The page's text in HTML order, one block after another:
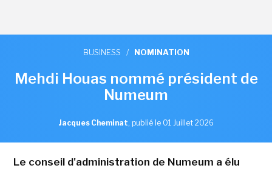
BUSINESS / NOMINATION
Mehdi Houas nommé président de
Numeum
Jacques Cheminat, publié le 01 Juillet 2026
Le conseil d'administration de Numeum a élu